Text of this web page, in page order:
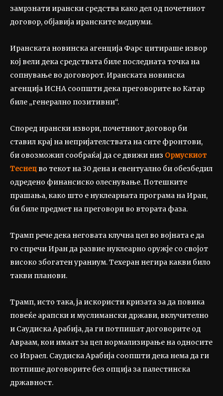
замрзнати ирански средства како дел од почетниот
договор, објавија иранските медиуми.
Иранската новинска агенција Фарс цитираше извор
кој вели дека средствата биле последната точка на
сопнување во договорот. Иранската новинска
агенција ИСНА соопшти дека преговорите во Катар
биле „генерално позитивни“.
Според ирански извори, почетниот договор би
ставил крај на непријателствата на сите фронтови,
би овозможил сообраќај да се движи низ Ормускиот
Теснец во текот на 30 дена и евентуално би обезбедил
одредено финансиско олеснување. Потешките
прашања, како што е нуклеарната програма на Иран,
би биле предмет на преговори во втората фаза.
Трамп рече дека неговата клучна цел во војната е да
го спречи Иран да развие нуклеарно оружје со својот
високо збогатен ураниум. Техеран негира какви било
такви планови.
Трамп, исто така, ја искористи кризата за да повика
повеќе арапски и муслимански држави, вклучително
и Саудиска Арабија, да ги потпишат договорите од
Авраам, кои имаат за цел нормализирање на односите
со Израел. Саудиска Арабија соопшти дека нема да ги
потпише договорите без опција за палестинска
државност.